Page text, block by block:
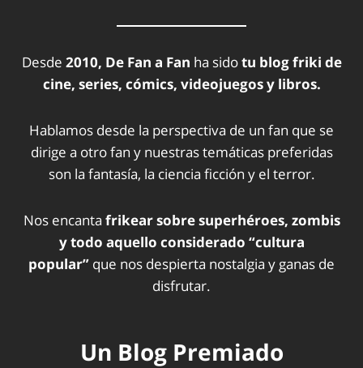
Desde 2010, De Fan a Fan ha sidotu blog friki de
cine, series, cómics, videojuegos y libros.
Hablamos desde la perspectiva de un fan que se
dirige a otro fan y nuestras temáticas preferidas
son la fantasía, la ciencia ficción y el terror.
Nos encanta frikear sobre superhéroes, zombis
y todo aquello considerado “cultura
popular” que nos despierta nostalgia y ganas de
disfrutar.
Un Blog Premiado